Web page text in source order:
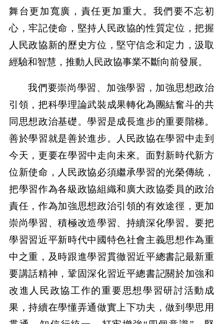
舞台更加寬廣，責任更加重大。我們要不忘初
心，牢記使命，堅持人民政協的性質定位，把握
人民政協新的歷史方位，堅守信念和定力，汲取
經驗和智慧，推動人民政協事業不斷向前發展。
我們要崇尚學習、加強學習，加強思想政治
引領，把科學理論武裝成果轉化為團結奮斗的共
同思想政治基礎。學習是成長進步的重要階梯。
善於學習就是善於進步。人民政協在學習中走到
今天，更要在學習中走向未來。面對新時代新方
位新使命，人民政協必須繼承學習的光榮傳統，
把學習作為各級政協組織和廣大政協委員的政治
責任，作為加強思想政治引領的有效途徑，更加
崇尚學習、積極改造學習、持續深化學習。要把
學習習近平新時代中國特色社會主義思想作為重
中之重，及時跟進學習貫徹習近平總書記最新重
要講話精神，鞏固深化習近平總書記關於加強和
改進人民政協工作的重要思想學習研討活動成
果，持續在學懂弄通做實上下功夫，做到學思用